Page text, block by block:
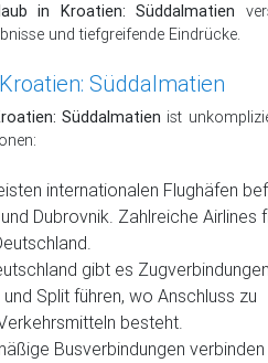
in Kroatien: Süddalmatien
und tiefgreifende Eindrücke.
Süddalmatien
Süddalmatien ist
internationalen Flughäfen
Dubrovnik. Zahlreiche Airlines
gibt es
Split führen, wo Anschluss zu
besteht.
Busverbindungen verbinden